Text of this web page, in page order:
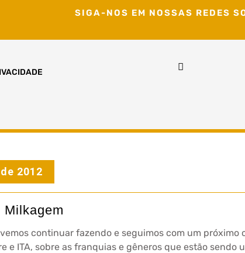
SIGA-NOS EM NOSSAS REDES
2012
continuar fazendo e seguimos com um próximo
e ITA, sobre as franquias e gêneros que estão sendo